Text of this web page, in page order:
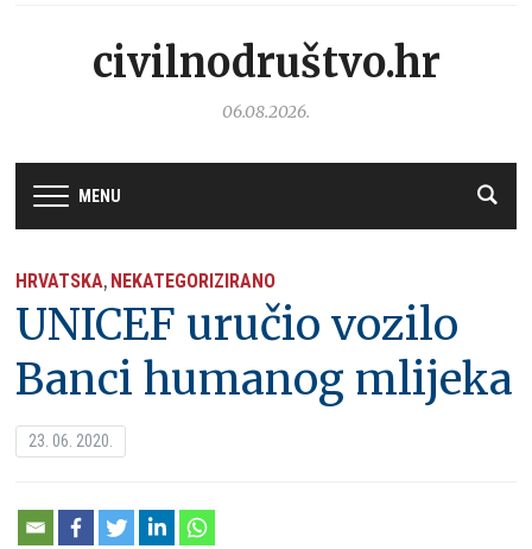
civilnodruštvo.hr
06.08.2026.
MENU
HRVATSKA, NEKATEGORIZIRANO
UNICEF uručio vozilo
Banci humanog mlijeka
23. 06. 2020.